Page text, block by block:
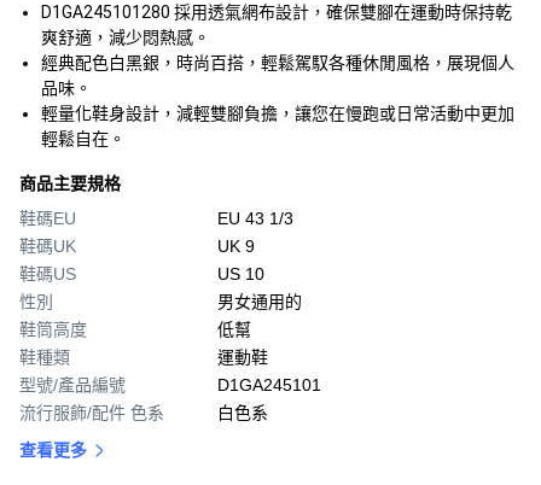
D1GA245101280 採用透氣網布設計，確保雙腳在運動時保持乾
爽舒適，減少悶熱感。
經典配色白黑銀，時尚百搭，輕鬆駕馭各種休閒風格，展現個人
品味。
輕量化鞋身設計，減輕雙腳負擔，讓您在慢跑或日常活動中更加
輕鬆自在。
商品主要規格
鞋碼EU
EU 43 1/3
鞋碼UK
UK 9
鞋碼US
US 10
性別
男女通用的
鞋筒高度
低幫
鞋種類
運動鞋
型號/產品編號
D1GA245101
流行服飾/配件 色系
白色系
查看更多